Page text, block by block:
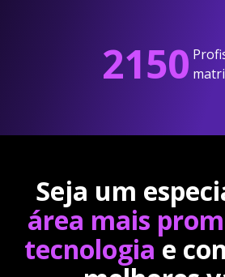
2150
Seja um
área mais
tecnologia e